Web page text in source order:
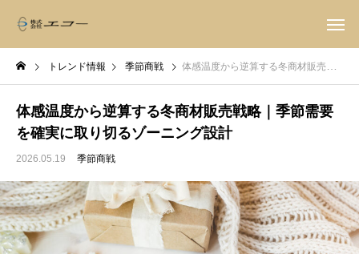
トレンド情報 季節商戦 体感温度から逆算する冬商材販売戦略｜季節需要を確実に取り切るゾーニング設計
体感温度から逆算する冬商材販売戦略｜季節需要
を確実に取り切るゾーニング設計
2026.05.19 季節商戦